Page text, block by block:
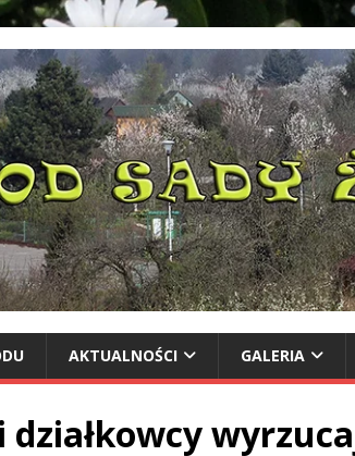
AKTUALNOŚCI GALERIA